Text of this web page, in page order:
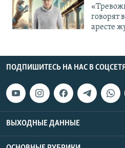
говорят
аресте
ПОДПИШИТЕСЬ НА НАС В
ВЫХОДНЫЕ ДАННЫЕ